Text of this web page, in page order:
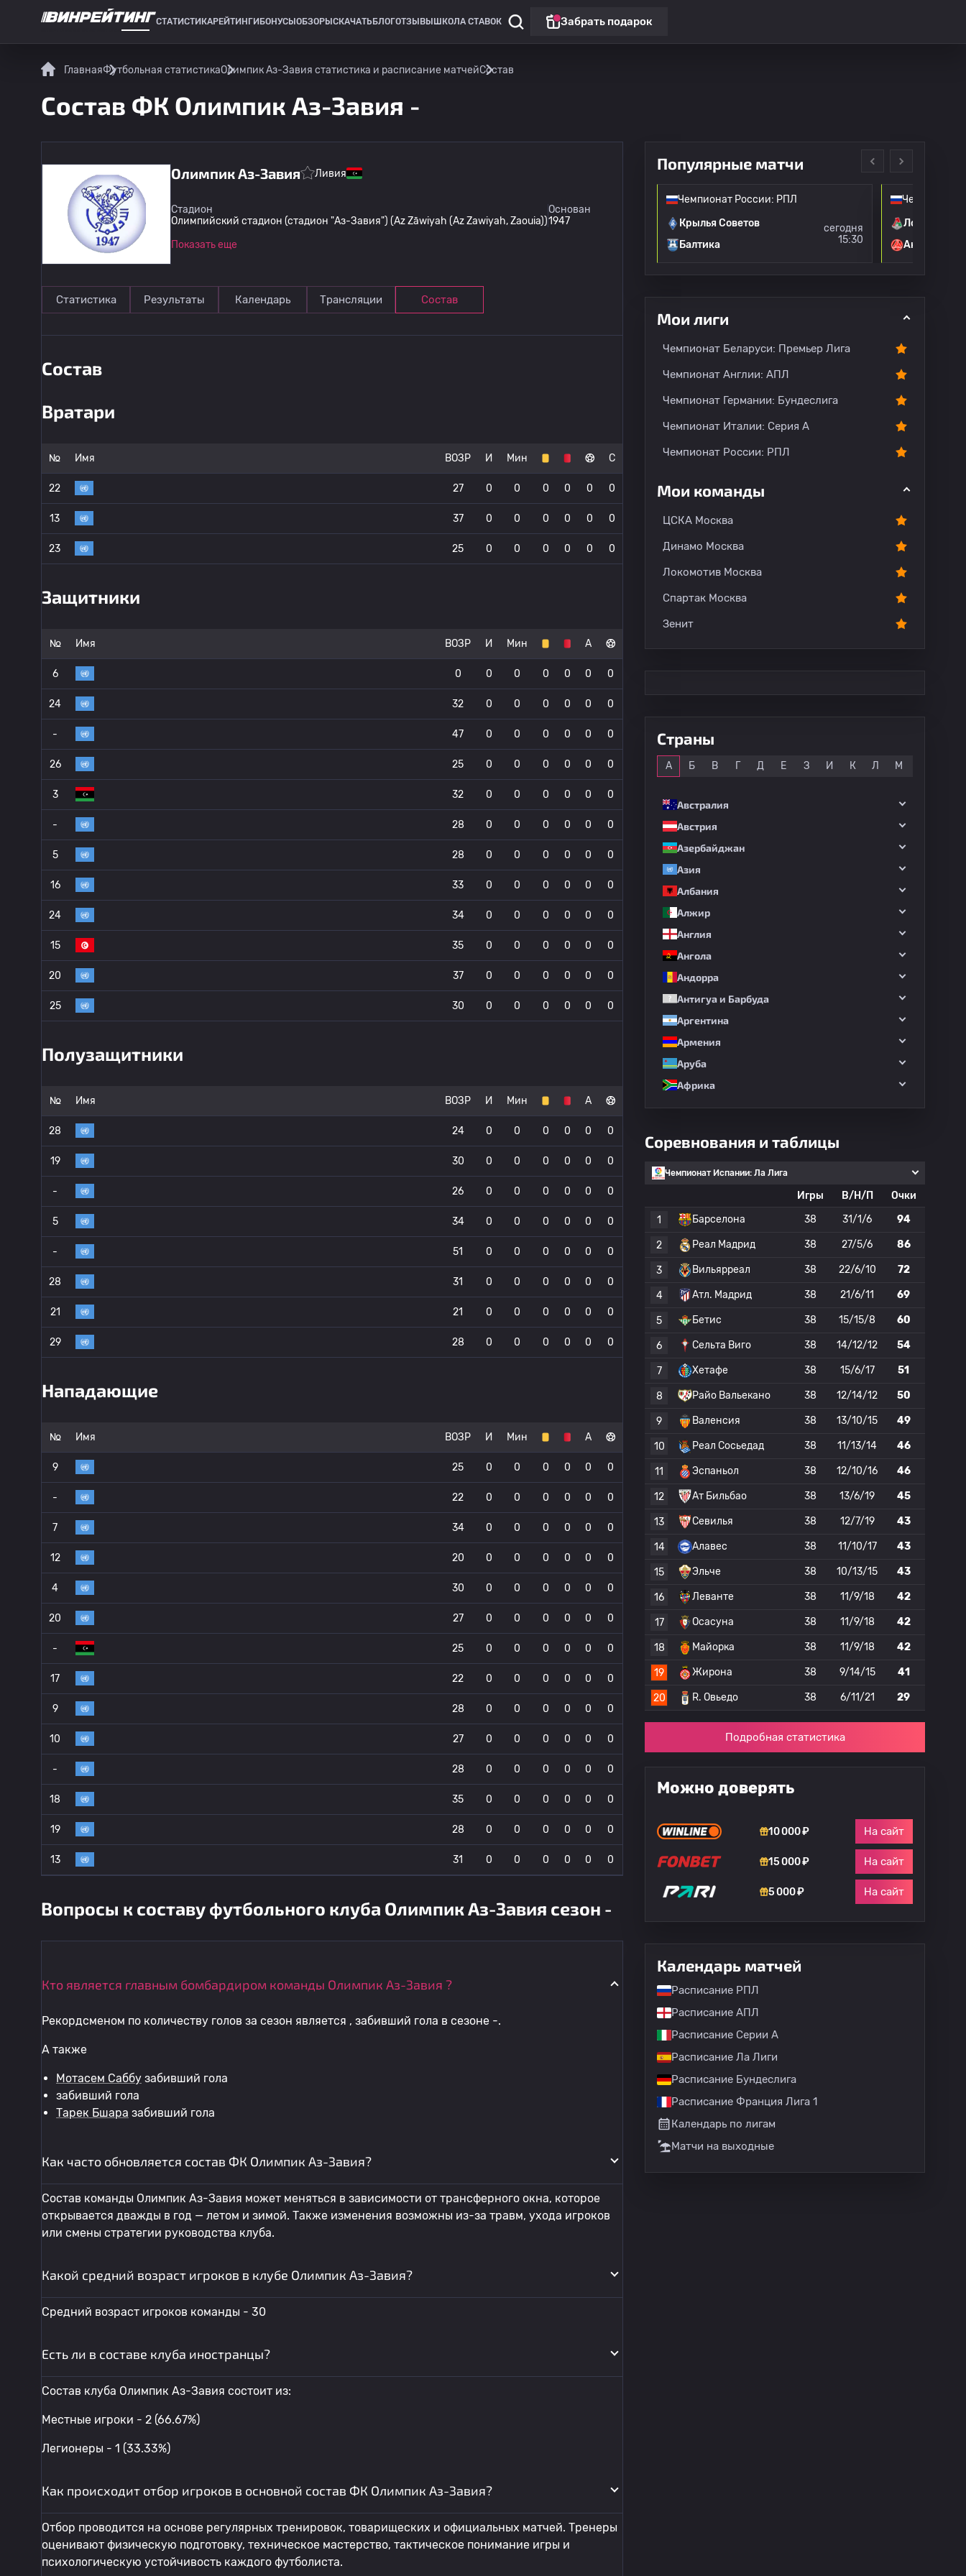
СТАТИСТИКАРЕЙТИНГИ БОНУСЫ ОБЗОРЫ СКАЧАТЬ БЛОГОТЗЫВЫ ШКОЛА СТАВОК Забрать подарок
ГлавнаяФутбольная статистикаОлимпик Аз-Завия статистика и расписание матчейСостав
Состав ФК Олимпик Аз-Завия -
Олимпик Аз-Завия Ливия
Стадион
Олимпийский стадион (стадион "Аз-Завия") (Az Zāwiyah (Az Zawiyah, Zaouia))
Основан
1947
Показать еще
Статистика Результаты Календарь Трансляции Состав
Состав
Вратари
№ Имя ВОЗР И Мин С
22 27 0 0 0 0 0 0
13 37 0 0 0 0 0 0
23 25 0 0 0 0 0 0
Защитники
№ Имя ВОЗР И Мин А
6 0 0 0 0 0 0 0
24 32 0 0 0 0 0 0
- 47 0 0 0 0 0 0
26 25 0 0 0 0 0 0
3 32 0 0 0 0 0 0
- 28 0 0 0 0 0 0
5 28 0 0 0 0 0 0
16 33 0 0 0 0 0 0
24 34 0 0 0 0 0 0
15 35 0 0 0 0 0 0
20 37 0 0 0 0 0 0
25 30 0 0 0 0 0 0
Полузащитники
№ Имя ВОЗР И Мин А
28 24 0 0 0 0 0 0
19 30 0 0 0 0 0 0
- 26 0 0 0 0 0 0
5 34 0 0 0 0 0 0
- 51 0 0 0 0 0 0
28 31 0 0 0 0 0 0
21 21 0 0 0 0 0 0
29 28 0 0 0 0 0 0
Нападающие
№ Имя ВОЗР И Мин А
9 25 0 0 0 0 0 0
- 22 0 0 0 0 0 0
7 34 0 0 0 0 0 0
12 20 0 0 0 0 0 0
4 30 0 0 0 0 0 0
20 27 0 0 0 0 0 0
- 25 0 0 0 0 0 0
17 22 0 0 0 0 0 0
9 28 0 0 0 0 0 0
10 27 0 0 0 0 0 0
- 28 0 0 0 0 0 0
18 35 0 0 0 0 0 0
19 28 0 0 0 0 0 0
13 31 0 0 0 0 0 0
Вопросы к составу футбольного клуба Олимпик Аз-Завия сезон -
Кто является главным бомбардиром команды Олимпик Аз-Завия ?
Рекордсменом по количеству голов за сезон является , забивший гола в сезоне -.
А также
Мотасем Саббу забивший гола
забивший гола
Тарек Бшара забивший гола
Как часто обновляется состав ФК Олимпик Аз-Завия?
Состав команды Олимпик Аз-Завия может меняться в зависимости от трансферного окна, которое
открывается дважды в год — летом и зимой. Также изменения возможны из-за травм, ухода игроков
или смены стратегии руководства клуба.
Какой средний возраст игроков в клубе Олимпик Аз-Завия?
Средний возраст игроков команды - 30
Есть ли в составе клуба иностранцы?
Состав клуба Олимпик Аз-Завия состоит из:
Местные игроки - 2 (66.67%)
Легионеры - 1 (33.33%)
Как происходит отбор игроков в основной состав ФК Олимпик Аз-Завия?
Отбор проводится на основе регулярных тренировок, товарищеских и официальных матчей. Тренеры
оценивают физическую подготовку, техническое мастерство, тактическое понимание игры и
психологическую устойчивость каждого футболиста.
Популярные матчи
Омония
Чемпионат России: РПЛ
Крылья Советов
Балтика
сегодня
15:30
Чемпионат
Локомотив
Акрон
Мои лиги
Чемпионат Беларуси: Премьер Лига
Чемпионат Англии: АПЛ
Чемпионат Германии: Бундеслига
Чемпионат Италии: Серия А
Чемпионат России: РПЛ
Мои команды
ЦСКА Москва
Динамо Москва
Локомотив Москва
Спартак Москва
Зенит
Страны
А Б В Г Д Е З И К Л М
Австралия
Австрия
Азербайджан
Азия
Албания
Алжир
Англия
Ангола
Андорра
Антигуа и Барбуда
Аргентина
Армения
Аруба
Африка
Соревнования и таблицы
Чемпионат Испании: Ла Лига
Игры В/Н/П
Очки
1
Барселона 38 31/1/6 94
2 Реал Мадрид 38 27/5/6 86
3 Вильярреал 38 22/6/10 72
4 Атл. Мадрид 38 21/6/11 69
5 Бетис 38 15/15/8 60
6 Сельта Виго 38 14/12/12 54
7 Хетафе 38 15/6/17 51
8 Райо Вальекано 38 12/14/12 50
9 Валенсия 38 13/10/15 49
10 Реал Сосьедад 38 11/13/14 46
11 Эспаньол 38 12/10/16 46
12 Ат Бильбао 38 13/6/19 45
13 Севилья 38 12/7/19 43
14 Алавес 38 11/10/17 43
15 Эльче 38 10/13/15 43
16 Леванте 38 11/9/18 42
17 Осасуна 38 11/9/18 42
18 Майорка 38 11/9/18 42
19 Жирона 38 9/14/15 41
20 R. Овьедо 38 6/11/21 29
Подробная статистика
Можно доверять
10 000 ₽ На сайт
15 000 ₽ На сайт
5 000 ₽ На сайт
Календарь матчей
Расписание РПЛ
Расписание АПЛ
Расписание Серии А
Расписание Ла Лиги
Расписание Бундеслига
Расписание Франция Лига 1
Календарь по лигам
Матчи на выходные